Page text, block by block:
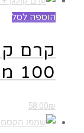
הוספה לסל
קרם
100 מל'
58.00₪